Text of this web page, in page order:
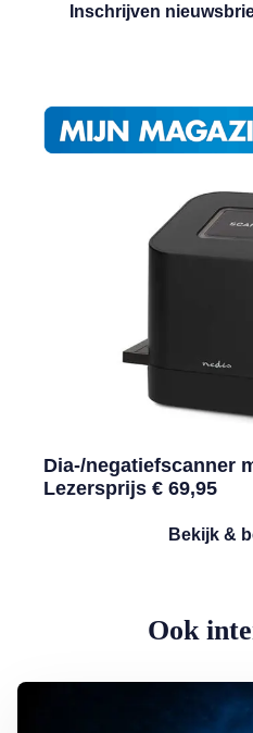
Inschrijven
Dia-/negatiefscanner
Lezersprijs € 69,95
Bekijk &
Ook
Lees meer over Het Grootste